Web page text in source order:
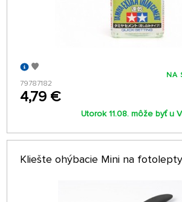
79787182
4,79 €
NA
Utorok 11.08. môže byť u
Kliešte ohýbacie Mini na fotolepty